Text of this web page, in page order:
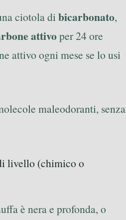
ciotola dibicarbonato,
attivoper 24 ore
attivo ogni mese se lo usi
maleodoranti, senza
livello (chimico o
è nera e profonda, o